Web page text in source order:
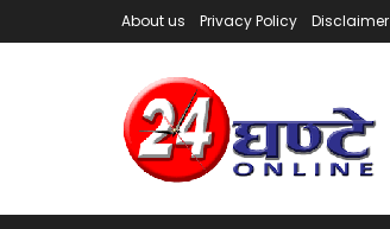
About us Privacy Policy Disclaimer